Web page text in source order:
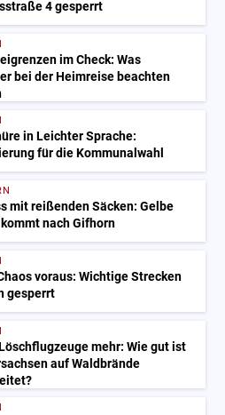
4 gesperrt
im Check: Was
bei der Heimreise beachten
in Leichter Sprache:
für die Kommunalwahl
mit reißenden Säcken: Gelbe
nach Gifhorn
voraus: Wichtige Strecken
gesperrt
mehr: Wie gut ist
auf Waldbrände